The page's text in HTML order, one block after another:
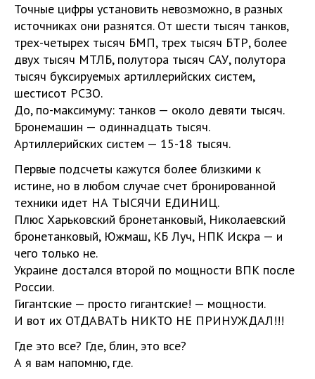
Точные цифры установить невозможно, в разных
источниках они разнятся. От шести тысяч танков,
трех-четырех тысяч БМП, трех тысяч БТР, более
двух тысяч МТЛБ, полутора тысяч САУ, полутора
тысяч буксируемых артиллерийских систем,
шестисот РСЗО.
До, по-максимуму: танков — около девяти тысяч.
Бронемашин — одиннадцать тысяч.
Артиллерийских систем — 15-18 тысяч.
Первые подсчеты кажутся более близкими к
истине, но в любом случае счет бронированной
техники идет НА ТЫСЯЧИ ЕДИНИЦ.
Плюс Харьковский бронетанковый, Николаевский
бронетанковый, Южмаш, КБ Луч, НПК Искра — и
чего только не.
Украине достался второй по мощности ВПК после
России.
Гигантские — просто гигантские! — мощности.
И вот их ОТДАВАТЬ НИКТО НЕ ПРИНУЖДАЛ!!!
Где это все? Где, блин, это все?
А я вам напомню, где.